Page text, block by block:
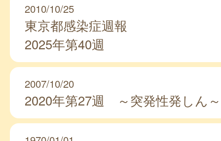
2010/10/25
東京都感染症週報
2025年第40週
2007/10/20
2020年第27週 ～突発性発しん～